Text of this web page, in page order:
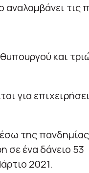
αναλαμβάνει τις
και
για
της
σε ένα δάνειο 53
2021.